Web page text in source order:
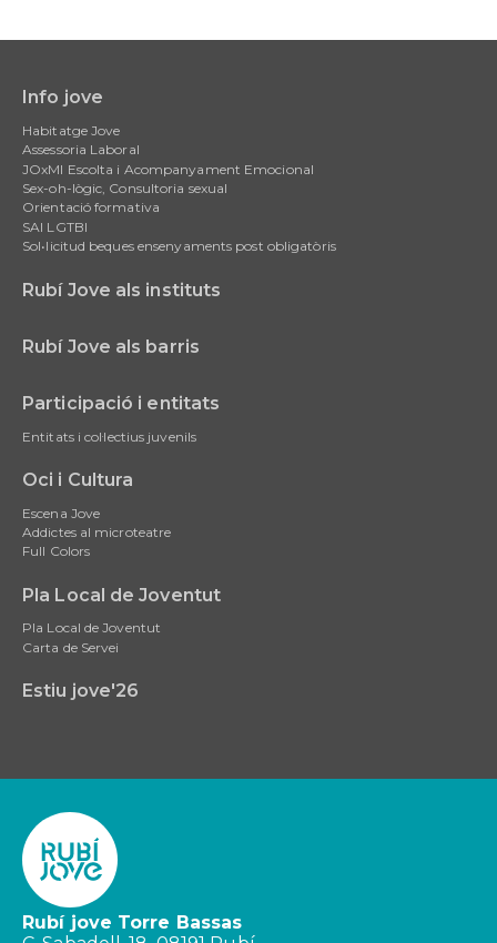
navigation
Info jove
Habitatge Jove
Assessoria Laboral
JOxMI Escolta i Acompanyament Emocional
Sex-oh-lògic, Consultoria sexual
Orientació formativa
SAI LGTBI
Sol•licitud beques ensenyaments post obligatòris
Rubí Jove als instituts
Rubí Jove als barris
Participació i entitats
Entitats i col·lectius juvenils
Oci i Cultura
Escena Jove
Addictes al microteatre
Full Colors
Pla Local de Joventut
Pla Local de Joventut
Carta de Servei
Estiu jove'26
Rubí jove Torre Bassas